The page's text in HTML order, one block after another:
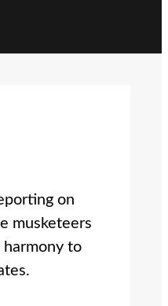
on
musketeers
to